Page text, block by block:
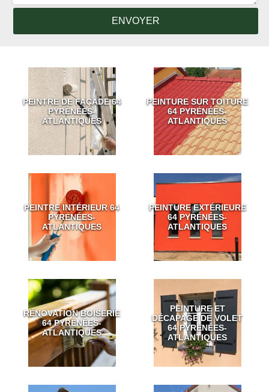
PEINTRE DE FAÇADE 64
PYRÉNÉES-
ATLANTIQUES
PEINTURE SUR TOITURE
64 PYRÉNÉES-
ATLANTIQUES
PEINTRE INTÉRIEUR 64
PYRÉNÉES-
ATLANTIQUES
PEINTURE EXTÉRIEURE
64 PYRÉNÉES-
ATLANTIQUES
RÉNOVATION BOISERIE
64 PYRÉNÉES-
ATLANTIQUES
PEINTURE ET
DÉCAPAGE DE VOLET
64 PYRÉNÉES-
ATLANTIQUES